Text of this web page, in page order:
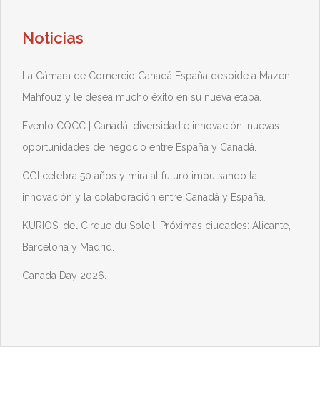
Noticias
La Cámara de Comercio Canadá España despide a Mazen
Mahfouz y le desea mucho éxito en su nueva etapa.
Evento CQCC | Canadá, diversidad e innovación: nuevas
oportunidades de negocio entre España y Canadá.
CGI celebra 50 años y mira al futuro impulsando la
innovación y la colaboración entre Canadá y España.
KURIOS, del Cirque du Soleil. Próximas ciudades: Alicante,
Barcelona y Madrid.
Canada Day 2026.